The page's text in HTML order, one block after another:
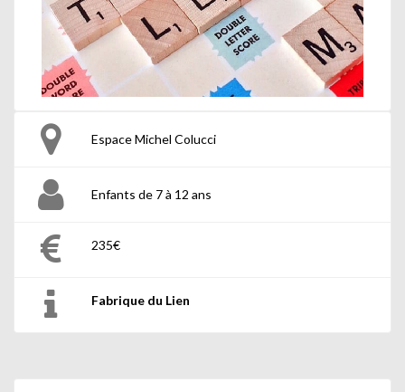
Espace Michel Colucci
Enfants de 7 à 12 ans
235€
Fabrique du Lien